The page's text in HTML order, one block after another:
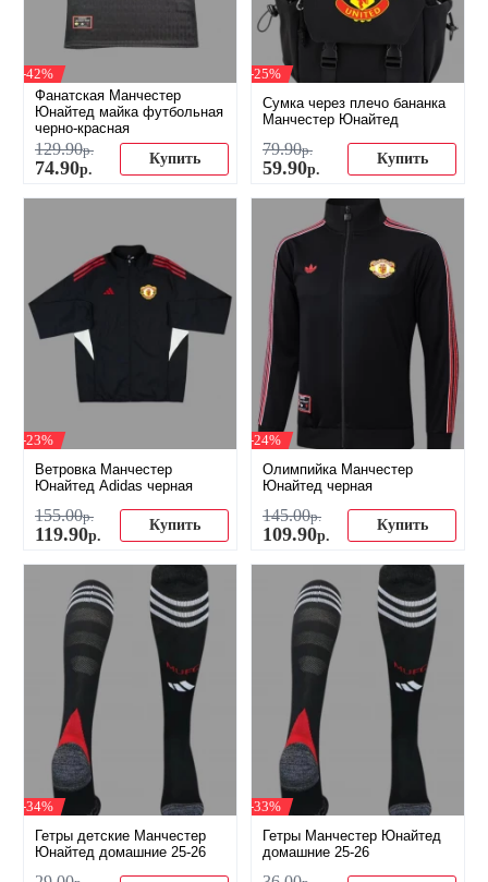
-42%
Фанатская Манчестер
Юнайтед майка футбольная
черно-красная
129.90р.
74.90р.
Купить
-25%
Сумка через плечо бананка
Манчестер Юнайтед
79.90р.
59.90р.
Купить
-23%
Ветровка Манчестер
Юнайтед Adidas черная
155.00р.
119.90р.
Купить
-24%
Олимпийка Манчестер
Юнайтед черная
145.00р.
109.90р.
Купить
-34%
Гетры детские Манчестер
Юнайтед домашние 25-26
-33%
Гетры Манчестер Юнайтед
домашние 25-26